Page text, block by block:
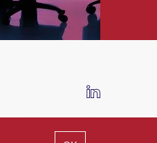
DATENSCHUTZ AGB